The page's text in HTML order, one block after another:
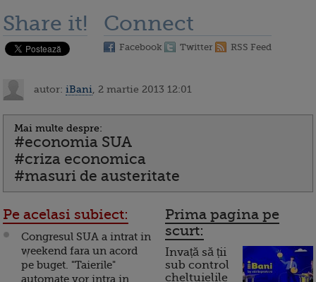
Share it! Connect
Facebook Twitter RSS Feed
autor: iBani , 2 martie 2013 12:01
Mai multe despre:
#economia SUA
#criza economica
#masuri de austeritate
Pe acelasi subiect:
Congresul SUA a intrat in
weekend fara un acord
pe buget. "Taierile"
automate vor intra in
Prima pagina pe
scurt:
Invață să ții
sub control
cheltuielile